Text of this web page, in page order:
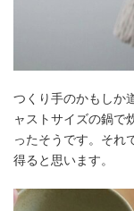
つくり手のかもしか
ャストサイズの鍋で
ったそうです。それ
得ると思います。